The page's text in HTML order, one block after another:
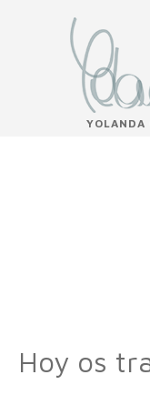
YOLANDA
Hoy os